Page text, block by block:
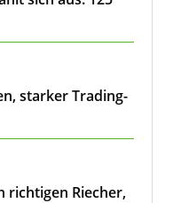
starker Trading-
richtigen Riecher,